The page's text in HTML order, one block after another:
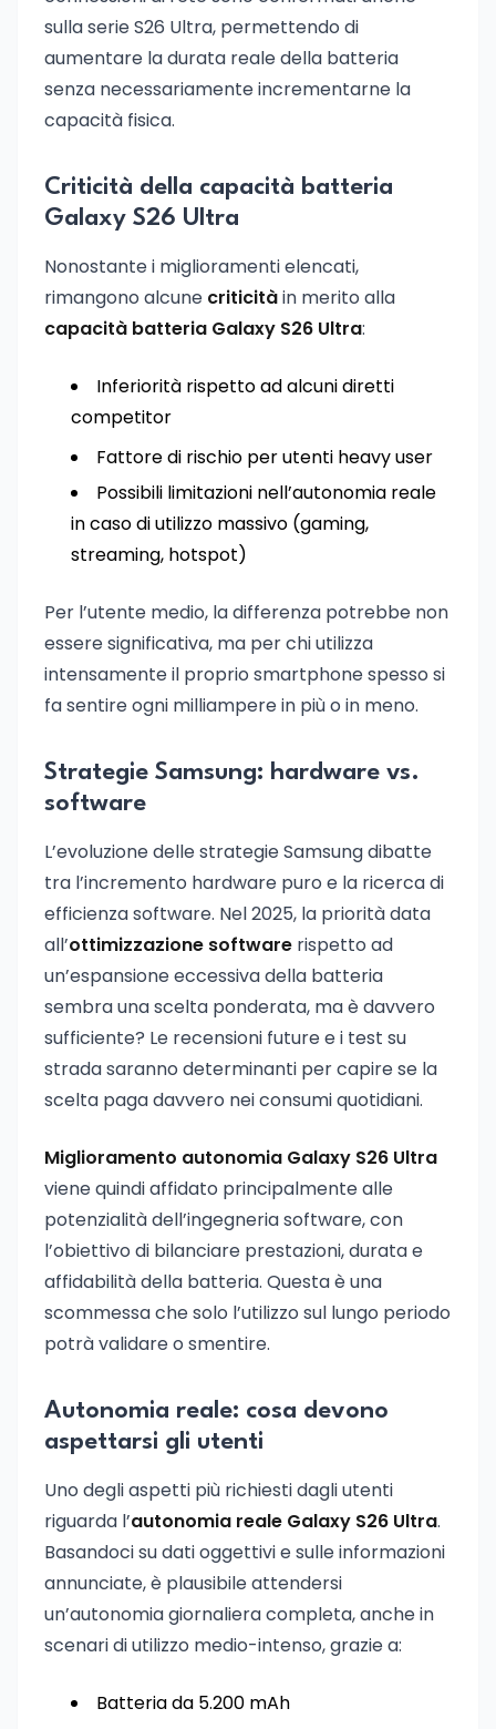
sulla serie S26 Ultra, permettendo di
aumentare la durata reale della batteria
senza necessariamente incrementarne la
capacità fisica.
Criticità della capacità batteria
Galaxy S26 Ultra
Nonostante i miglioramenti elencati,
rimangono alcune criticitàin merito alla
capacità batteria Galaxy S26 Ultra:
Inferiorità rispetto ad alcuni diretti
competitor
Fattore di rischio per utenti heavy user
Possibili limitazioni nell’autonomia reale
in caso di utilizzo massivo (gaming,
streaming, hotspot)
Per l’utente medio, la differenza potrebbe non
essere significativa, ma per chi utilizza
intensamente il proprio smartphone spesso si
fa sentire ogni milliampere in più o in meno.
Strategie Samsung: hardware vs.
software
L’evoluzione delle strategie Samsung dibatte
tra l’incremento hardware puro e la ricerca di
efficienza software. Nel 2025, la priorità data
all’ottimizzazione software rispetto ad
un’espansione eccessiva della batteria
sembra una scelta ponderata, ma è davvero
sufficiente? Le recensioni future e i test su
strada saranno determinanti per capire se la
scelta paga davvero nei consumi quotidiani.
Miglioramento autonomia Galaxy S26 Ultra
viene quindi affidato principalmente alle
potenzialità dell’ingegneria software, con
l’obiettivo di bilanciare prestazioni, durata e
affidabilità della batteria. Questa è una
scommessa che solo l’utilizzo sul lungo periodo
potrà validare o smentire.
Autonomia reale: cosa devono
aspettarsi gli utenti
Uno degli aspetti più richiesti dagli utenti
riguarda l’autonomia reale Galaxy S26 Ultra.
Basandoci su dati oggettivi e sulle informazioni
annunciate, è plausibile attendersi
un’autonomia giornaliera completa, anche in
scenari di utilizzo medio-intenso, grazie a:
Batteria da 5.200 mAh